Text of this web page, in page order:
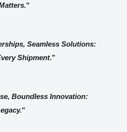
“
Seamless Solutions:
Shipment.”
Boundless Innovation:
“